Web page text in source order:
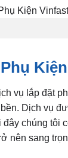
vụ lắp đặt
Dịch vụ
đây chúng tôi
nên sang